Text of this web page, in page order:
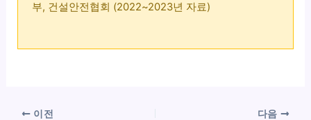
부, 건설안전협회 (2022~2023년 자료)
이전 다음